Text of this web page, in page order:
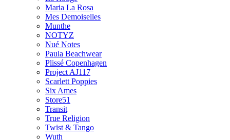
Maria La Rosa
Mes Demoiselles
Munthe
NOTYZ
Nué Notes
Paula Beachwear
Plissé Copenhagen
Project AJ117
Scarlett Poppies
Six Ames
Store51
Transit
True Religion
Twist & Tango
Wuth